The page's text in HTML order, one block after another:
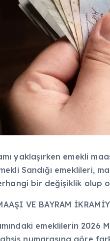
yaklaşırken emekli
Sandığı emeklileri,
bir değişiklik olup
VE BAYRAM
emeklilerin 2026
numarasına göre